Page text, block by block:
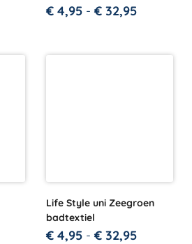
€ 4,95 - € 32,95
Life Style uni Zeegroen
badtextiel
€ 4,95 - € 32,95